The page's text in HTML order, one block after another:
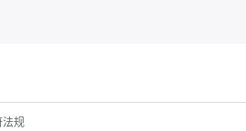
法规